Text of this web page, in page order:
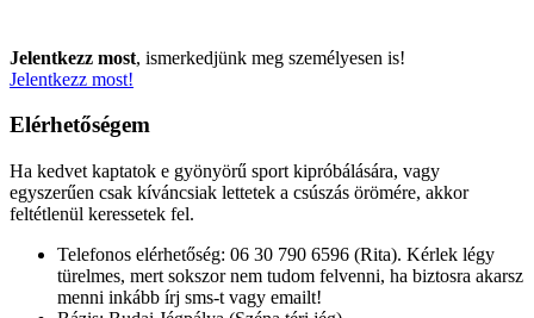
Jelentkezz most, ismerkedjünk meg személyesen is!
Jelentkezz most!
Elérhetőségem
Ha kedvet kaptatok e gyönyörű sport kipróbálására, vagy
egyszerűen csak kíváncsiak lettetek a csúszás örömére, akkor
feltétlenül keressetek fel.
Telefonos elérhetőség: 06 30 790 6596 (Rita). Kérlek légy
türelmes, mert sokszor nem tudom felvenni, ha biztosra akarsz
menni inkább írj sms-t vagy emailt!